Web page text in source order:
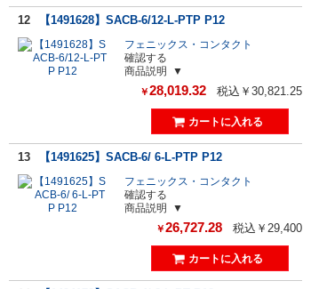
12 【1491628】SACB-6/12-L-PTP P12
フェニックス・コンタクト
確認する
商品説明
￥28,019.32 税込￥30,821.25
13 【1491625】SACB-6/ 6-L-PTP P12
フェニックス・コンタクト
確認する
商品説明
￥26,727.28 税込￥29,400